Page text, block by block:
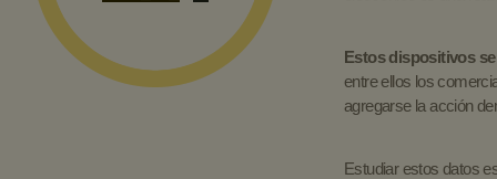
Estos dispositivos
entre ellos los
agregarse la acción
Estudiar estos datos